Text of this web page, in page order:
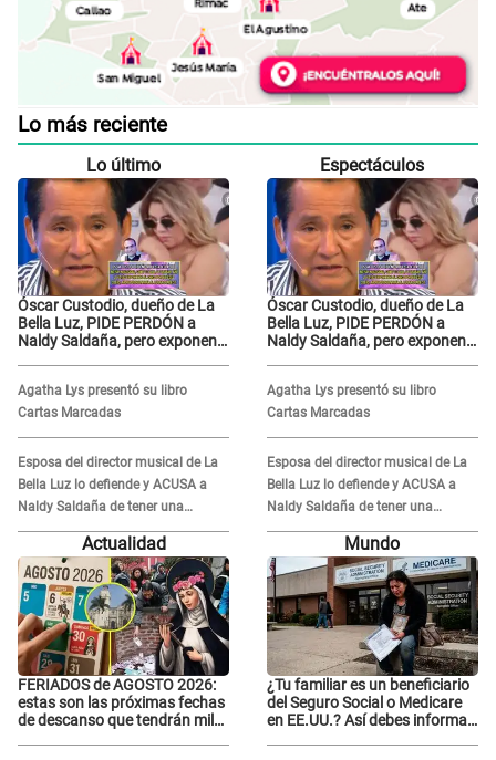
Lo más reciente
Lo último
Óscar Custodio, dueño de La
Bella Luz, PIDE PERDÓN a
Naldy Saldaña, pero exponen
grabar"
Agatha Lys presentó su libro
Cartas Marcadas
Esposa del director musical de La
Bella Luz lo defiende y ACUSA a
Naldy Saldaña de tener una
relación con él y otros integrantes
Espectáculos
Óscar Custodio, dueño de La
Bella Luz, PIDE PERDÓN a
Naldy Saldaña, pero exponen
grabar"
Agatha Lys presentó su libro
Cartas Marcadas
Esposa del director musical de La
Bella Luz lo defiende y ACUSA a
Naldy Saldaña de tener una
relación con él y otros integrantes
Actualidad
FERIADOS de AGOSTO 2026:
estas son las próximas fechas
de descanso que tendrán miles
Mundo
¿Tu familiar es un beneficiario
del Seguro Social o Medicare
en EE.UU.? Así debes informar